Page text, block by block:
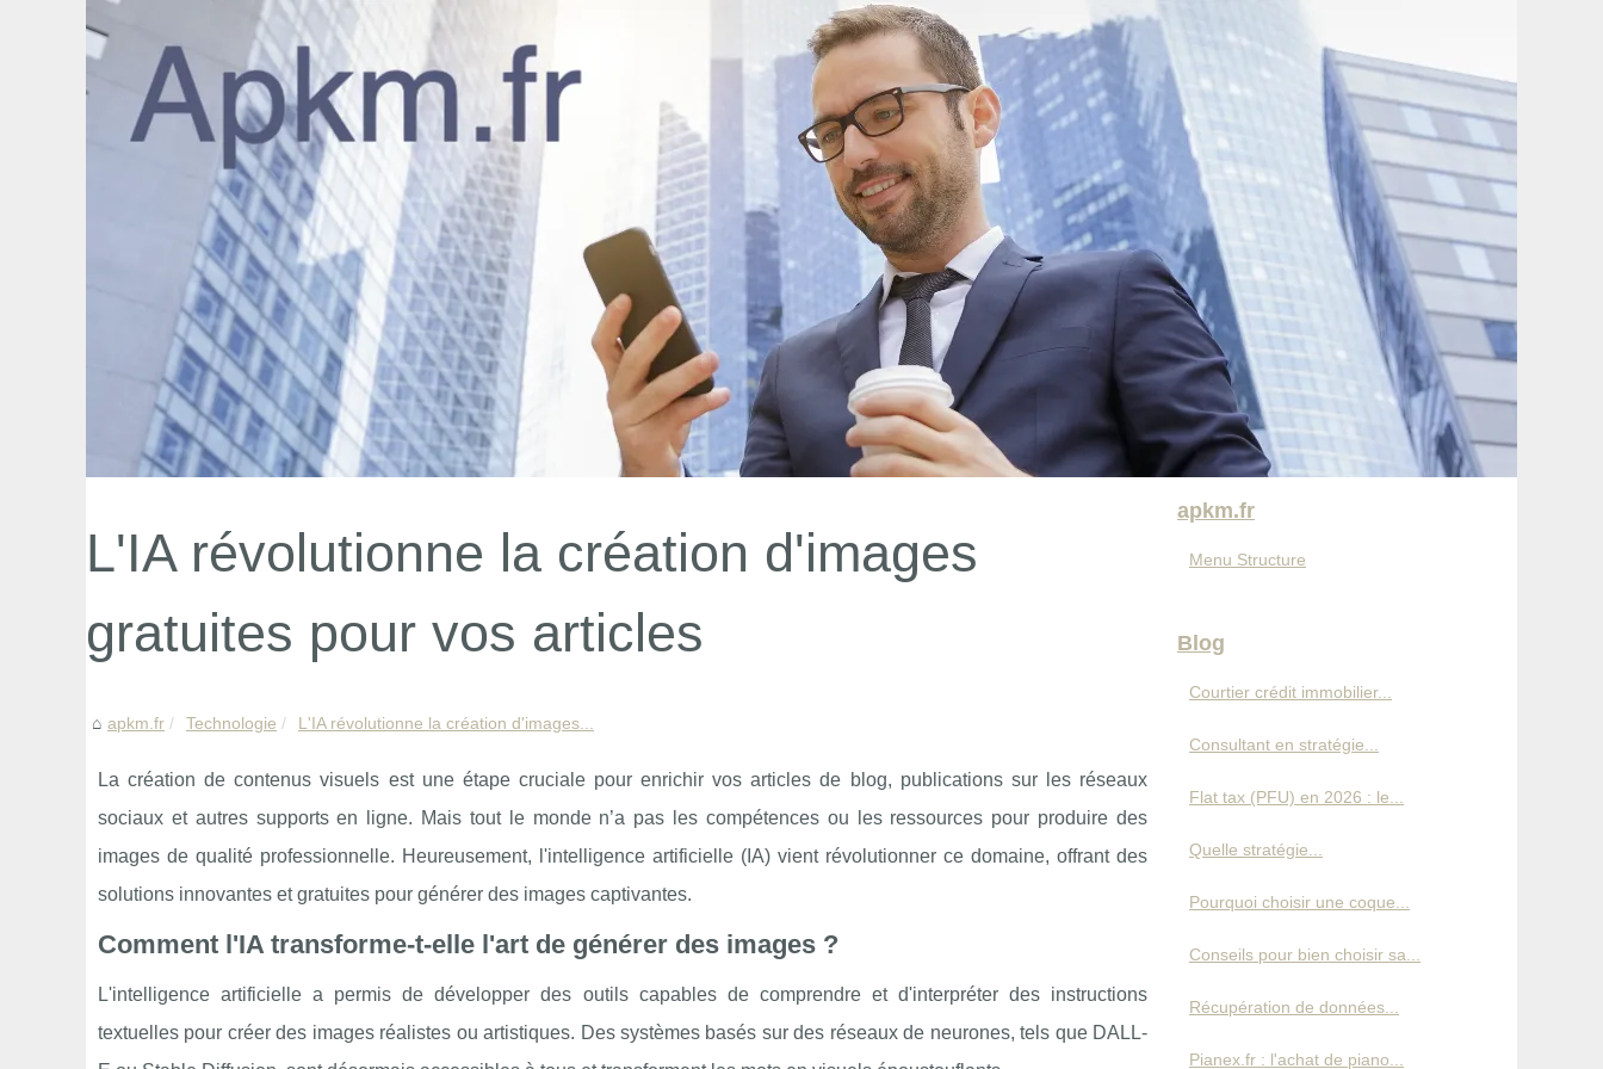
L'IA révolutionne la création d'images
gratuites pour vos articles
apkm.fr Technologie L'IA révolutionne la création d'images...
La création de contenus visuels est une étape cruciale pour enrichir vos articles de blog, publications sur les réseaux
sociaux et autres supports en ligne. Mais tout le monde n’a pas les compétences ou les ressources pour produire des
images de qualité professionnelle. Heureusement, l'intelligence artificielle (IA) vient révolutionner ce domaine, offrant des
solutions innovantes et gratuites pour générer des images captivantes.
Comment l'IA transforme-t-elle l'art de générer des images ?
L'intelligence artificielle a permis de développer des outils capables de comprendre et d'interpréter des instructions
textuelles pour créer des images réalistes ou artistiques. Des systèmes basés sur des réseaux de neurones, tels que DALL-
apkm.fr
Menu Structure
Blog
Courtier crédit immobilier...
Consultant en stratégie...
Flat tax (PFU) en 2026 : le...
Quelle stratégie...
Pourquoi choisir une coque...
Conseils pour bien choisir sa...
Récupération de données...
Pianex.fr : l'achat de piano...